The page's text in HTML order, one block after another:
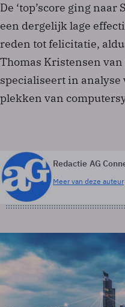
De ‘top’score ging
een dergelijk lage
reden tot felicitatie,
Thomas Kristensen
specialiseert in analyse
plekken van
Redactie AG
Meer van deze auteur